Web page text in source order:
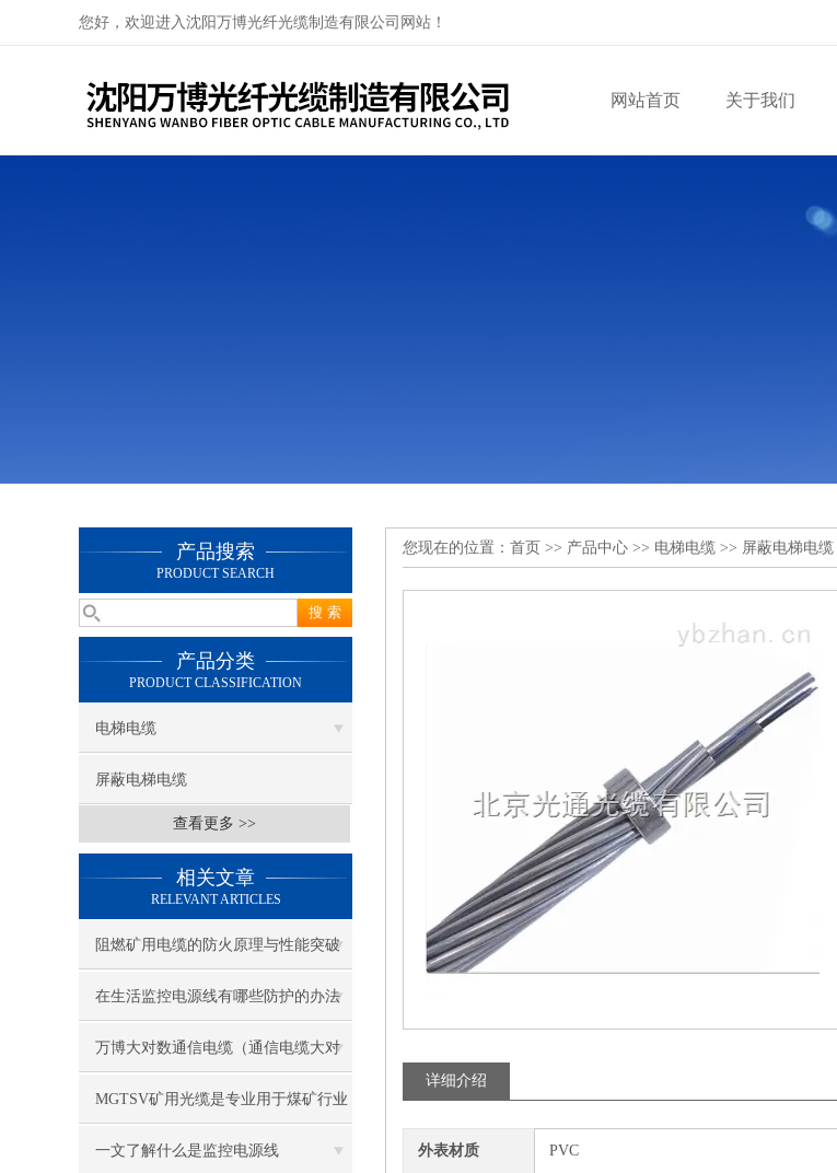
您好，欢迎进入沈阳万博光纤光缆制造有限公司网站！
网站首页 关于我们
产品搜索
PRODUCT SEARCH
产品分类
PRODUCT CLASSIFICATION
电梯电缆
屏蔽电梯电缆
查看更多 >>
相关文章
RELEVANT ARTICLES
阻燃矿用电缆的防火原理与性能突破
在生活监控电源线有哪些防护的办法
呢
万博大对数通信电缆（通信电缆大对
数）的应用
MGTSV矿用光缆是专业用于煤矿行业
的通讯光缆
一文了解什么是监控电源线
您现在的位置： 首页 >> 产品中心 >> 电梯电缆 >> 屏蔽电梯电缆
详细介绍
外表材质 PVC